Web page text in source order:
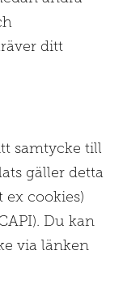
ditt
samtycke till
gäller detta
ex cookies)
Du kan
via länken